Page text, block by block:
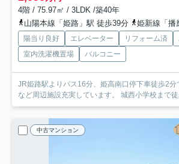
4階 / 75.97㎡ / 3LDK /築40年
山陽本線「姫路」駅 徒歩39分
姫新線「播
陽当り良好 エレベーター リフォーム済
室内洗濯機置場
バルコニー
JR姫路駅よりバス16分、姫高南口停下車徒歩2分
など周辺施設充実しています。 城西小学校まで徒
中古マンション